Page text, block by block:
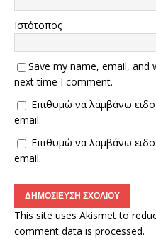
Ιστότοπος
Save my name, email,
next time I comment.
Επιθυμώ να λαμβάνω
email.
Επιθυμώ να λαμβάνω
email.
This site uses Akismet to
comment data is processed.